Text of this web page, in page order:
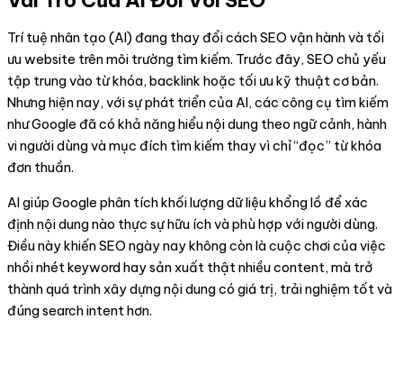
Trí tuệ nhân tạo (AI) đang thay đổi cách SEO vận hành và tối
ưu website trên môi trường tìm kiếm. Trước đây, SEO chủ yếu
tập trung vào từ khóa, backlink hoặc tối ưu kỹ thuật cơ bản.
Nhưng hiện nay, với sự phát triển của AI, các công cụ tìm kiếm
như Google đã có khả năng hiểu nội dung theo ngữ cảnh, hành
vi người dùng và mục đích tìm kiếm thay vì chỉ “đọc” từ khóa
đơn thuần.
AI giúp Google phân tích khối lượng dữ liệu khổng lồ để xác
định nội dung nào thực sự hữu ích và phù hợp với người dùng.
Điều này khiến SEO ngày nay không còn là cuộc chơi của việc
nhồi nhét keyword hay sản xuất thật nhiều content, mà trở
thành quá trình xây dựng nội dung có giá trị, trải nghiệm tốt và
đúng search intent hơn.